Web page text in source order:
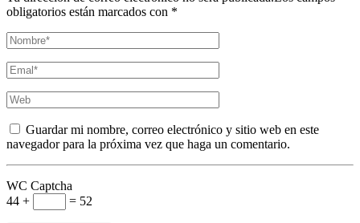
obligatorios están marcados con *
Guardar mi nombre, correo electrónico y sitio web en este
navegador para la próxima vez que haga un comentario.
WC Captcha
44 +
= 52